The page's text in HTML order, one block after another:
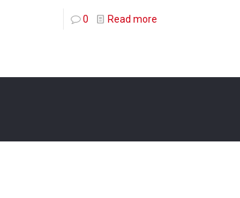
0 Read more